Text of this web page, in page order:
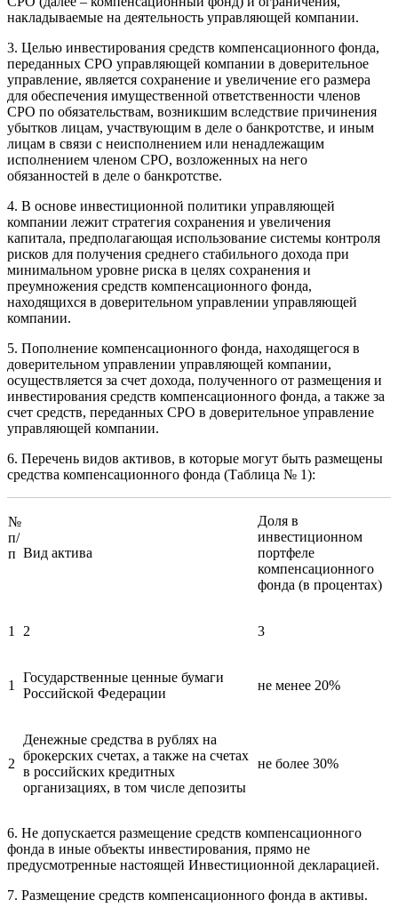
накладываемые на деятельность управляющей компании.
3. Целью инвестирования средств компенсационного фонда,
переданных СРО управляющей компании в доверительное
управление, является сохранение и увеличение его размера
для обеспечения имущественной ответственности членов
СРО по обязательствам, возникшим вследствие причинения
убытков лицам, участвующим в деле о банкротстве, и иным
лицам в связи с неисполнением или ненадлежащим
исполнением членом СРО, возложенных на него
обязанностей в деле о банкротстве.
4. В основе инвестиционной политики управляющей
компании лежит стратегия сохранения и увеличения
капитала, предполагающая использование системы контроля
рисков для получения среднего стабильного дохода при
минимальном уровне риска в целях сохранения и
преумножения средств компенсационного фонда,
находящихся в доверительном управлении управляющей
компании.
5. Пополнение компенсационного фонда, находящегося в
доверительном управлении управляющей компании,
осуществляется за счет дохода, полученного от размещения и
инвестирования средств компенсационного фонда, а также за
счет средств, переданных СРО в доверительное управление
управляющей компании.
6. Перечень видов активов, в которые могут быть размещены
средства компенсационного фонда (Таблица № 1):
№
п/
п Вид актива
Доля в
инвестиционном
портфеле
компенсационного
фонда (в процентах)
1 2 3
1
Государственные ценные бумаги
Российской Федерации
не менее 20%
2
Денежные средства в рублях на
брокерских счетах, а также на счетах
в российских кредитных
организациях, в том числе депозиты
не более 30%
6. Не допускается размещение средств компенсационного
фонда в иные объекты инвестирования, прямо не
предусмотренные настоящей Инвестиционной декларацией.
7. Размещение средств компенсационного фонда в активы.